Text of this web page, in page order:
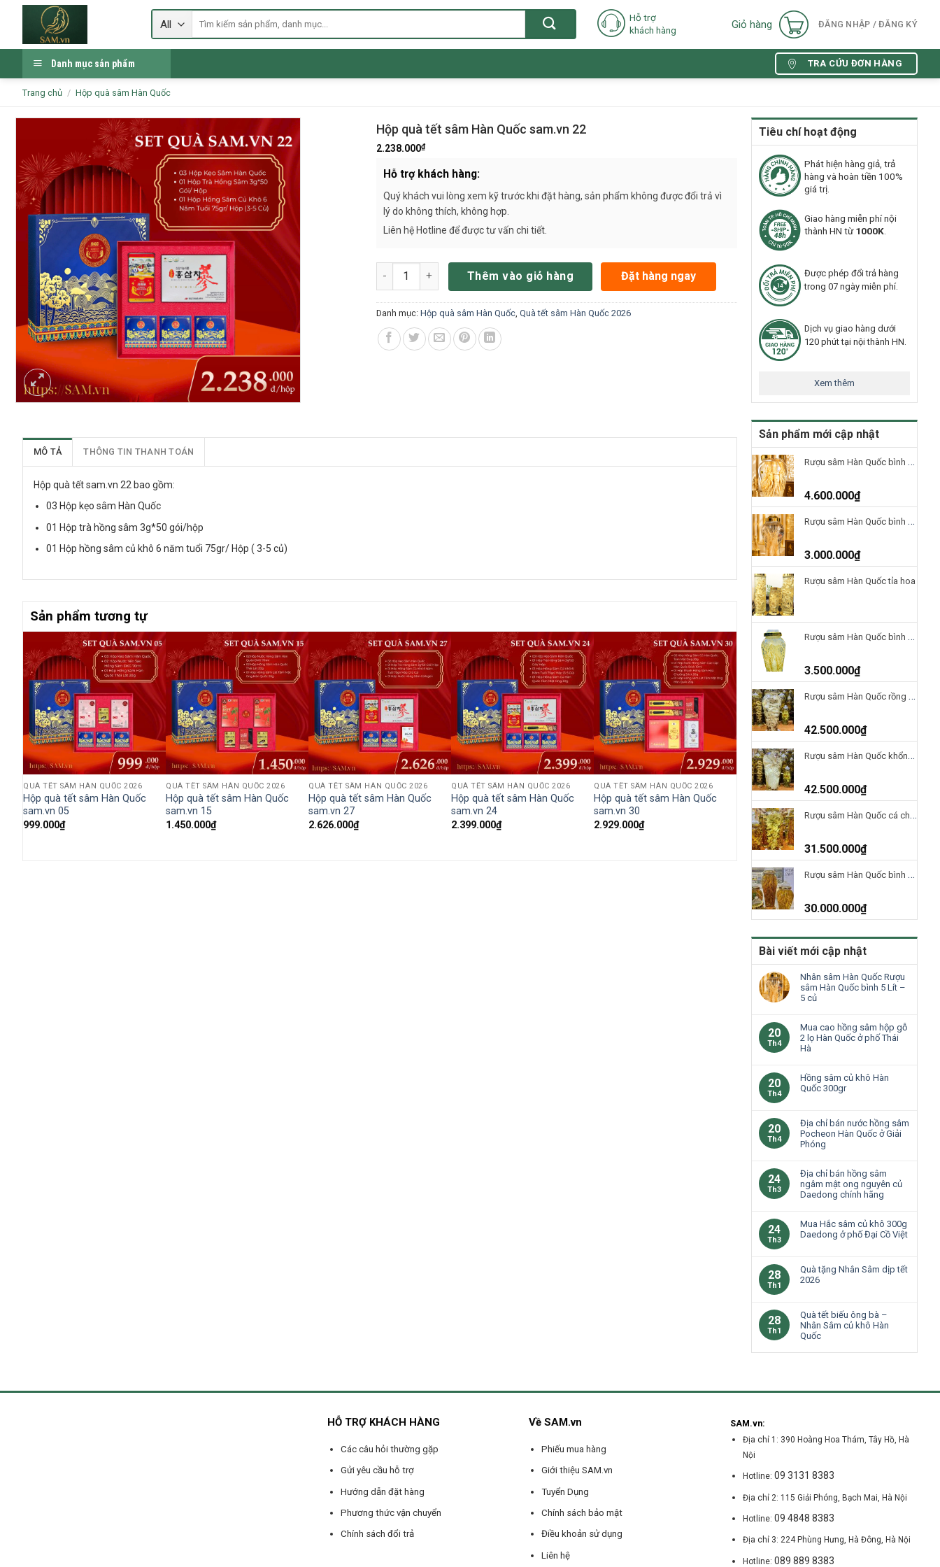
content
Tìm
Hỗ trợ
khách hàng
Giỏ hàng ĐĂNG NHẬP / ĐĂNG KÝ
Danh mục sản phẩm TRA CỨU ĐƠN HÀNG
Trang chủ / Hộp quà sâm Hàn Quốc
Tiêu chí hoạt động
Phát hiện hàng giả, trả
hàng và hoàn tiền 100%
giá trị.
Giao hàng miễn phí nội
thành HN từ1000K
Được phép đổi trả hàng
trong 07 ngày miễn phí.
Dịch vụ giao hàng dưới
120 phút tại nội thành HN.
Xem thêm
Sản phẩm mới cập nhật
Rượu sâm Hàn Quốc bình 10 Lít – 5 củ
4.600.000₫
Rượu sâm Hàn Quốc bình 5 Lít – 5 củ
3.000.000₫
Rượu sâm Hàn Quốc tỉa hoa
Rượu sâm Hàn Quốc bình 5 Lít – 3 củ sâm
3.500.000₫
Rượu sâm Hàn Quốc rồng vàng phú quý 41 lít
42.500.000₫
Rượu sâm Hàn Quốc khổng tước uyên ương 41 lít
42.500.000₫
Rượu sâm Hàn Quốc cá chép hóa rồng bình 41 lít
31.500.000₫
Rượu sâm Hàn Quốc bình 41 Lít
30.000.000₫
Bài viết mới cập nhật
Nhân sâm Hàn Quốc Rượu
sâm Hàn Quốc bình 5 Lít –
5 củ
20
Th4
Mua cao hồng sâm hộp gỗ
2 lọ Hàn Quốc ở phố Thái
Hà
20
Th4
Hồng sâm củ khô Hàn
Quốc 300gr
20
Th4
Địa chỉ bán nước hồng sâm
Pocheon Hàn Quốc ở Giải
Phóng
24
Th3
Địa chỉ bán hồng sâm
ngâm mật ong nguyên củ
Daedong chính hãng
24
Th3
Mua Hắc sâm củ khô 300g
Daedong ở phố Đại Cồ Việt
28
Th1
Quà tặng Nhân Sâm dịp tết
2026
28
Th1
Quà tết biếu ông bà –
Nhân Sâm củ khô Hàn
Quốc
Hộp quà tết sâm Hàn Quốc sam.vn 22
2.238.000₫
Hỗ trợ khách hàng:
Quý khách vui lòng xem kỹ trước khi đặt hàng, sản phẩm không được đổi trả vì
lý do không thích, không hợp.
Liên hệ Hotline để được tư vấn chi tiết.
Hộp quà tết sâm Hàn Quốc sam.vn 22 số lượng
Thêm vào giỏ hàng Đặt hàng ngay
Danh mục: Hộp quà sâm Hàn Quốc Quà tết sâm Hàn Quốc 2026
MÔ TẢ THÔNG TIN THANH TOÁN
Hộp quà tết sam.vn 22 bao gồm:
03 Hộp kẹo sâm Hàn Quốc
01 Hộp trà hồng sâm 3g*50 gói/hộp
01 Hộp hồng sâm củ khô 6 năm tuổi 75gr/ Hộp ( 3-5 củ)
Sản phẩm tương tự
QUÀ TẾT SÂM HÀN QUỐC 2026
Hộp quà tết sâm Hàn Quốc
sam.vn 05
999.000₫
QUÀ TẾT SÂM HÀN QUỐC 2026
Hộp quà tết sâm Hàn Quốc
sam.vn 15
1.450.000₫
QUÀ TẾT SÂM HÀN QUỐC 2026
Hộp quà tết sâm Hàn Quốc
sam.vn 27
2.626.000₫
QUÀ TẾT SÂM HÀN QUỐC 2026
Hộp quà tết sâm Hàn Quốc
sam.vn 24
2.399.000₫
QUÀ TẾT SÂM HÀN QUỐC 2026
Hộp quà tết sâm Hàn Quốc
sam.vn 30
2.929.000₫
HỖ TRỢ KHÁCH HÀNG
Các câu hỏi thường gặp
Gửi yêu cầu hỗ trợ
Hướng dẫn đặt hàng
Phương thức vận chuyển
Chính sách đổi trả
Về SAM.vn
Phiếu mua hàng
Giới thiệu SAM.vn
Tuyển Dụng
Chính sách bảo mật
Điều khoản sử dụng
Liên hệ
SAM.vn:
Địa chỉ 1: 390 Hoàng Hoa Thám, Tây Hồ, Hà
Nội
Hotline:09 3131 8383
Địa chỉ 2: 115 Giải Phóng, Bạch Mai, Hà Nội
Hotline:09 4848 8383
Địa chỉ 3: 224 Phùng Hưng, Hà Đông, Hà Nội
Hotline:089 889 8383